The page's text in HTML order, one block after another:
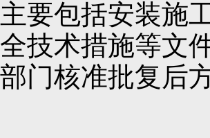
主要包括安装施
全技术措施等文
部门核准批复后